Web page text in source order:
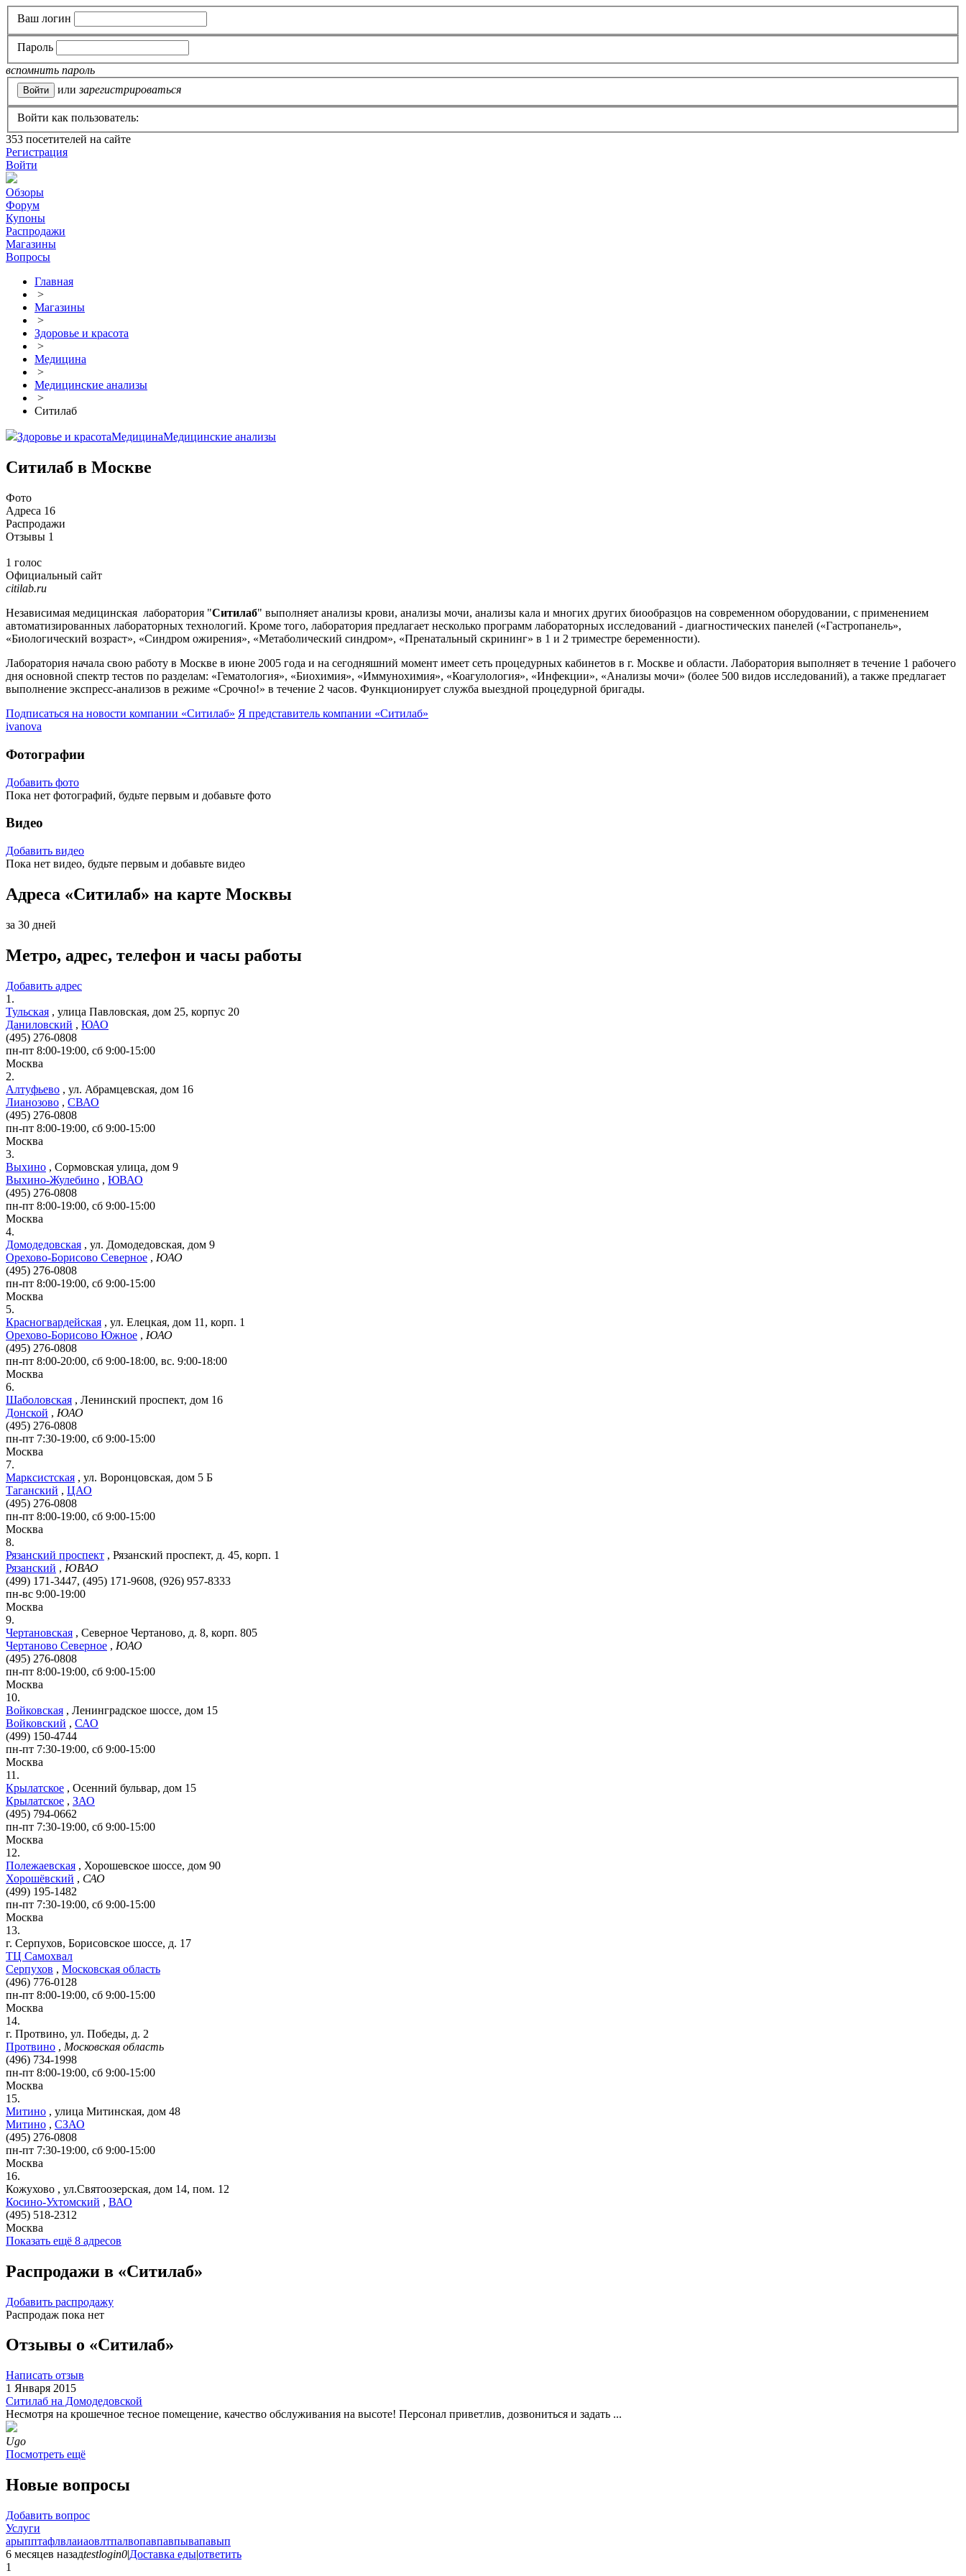
Ваш логин
Пароль
вспомнить пароль
или зарегистрироваться
Войти как пользователь:
353 посетителей на сайте
Регистрация
Войти
Обзоры
Форум
Купоны
Распродажи
Магазины
Вопросы
Главная
>
Магазины
>
Здоровье и красота
>
Медицина
>
Медицинские анализы
>
Ситилаб
Здоровье и красотаМедицинаМедицинские анализы
Ситилаб в Москве
Фото
Адреса 16
Распродажи
Отзывы 1
1 голос
Официальный сайт
citilab.ru
Независимая медицинская лаборатория "Ситилаб" выполняет анализы крови, анализы мочи, анализы кала и многих других биообразцов на современном оборудовании, с применением
автоматизированных лабораторных технологий. Кроме того, лаборатория предлагает несколько программ лабораторных исследований - диагностических панелей («Гастропанель»,
«Биологический возраст», «Синдром ожирения», «Метаболический синдром», «Пренатальный скрининг» в 1 и 2 триместре беременности).
Лаборатория начала свою работу в Москве в июне 2005 года и на сегодняшний момент имеет сеть процедурных кабинетов в г. Москве и области. Лаборатория выполняет в течение 1 рабочего
дня основной спектр тестов по разделам: «Гематология», «Биохимия», «Иммунохимия», «Коагулология», «Инфекции», «Анализы мочи» (более 500 видов исследований), а также предлагает
выполнение экспресс-анализов в режиме «Срочно!» в течение 2 часов. Функционирует cлужба выездной процедурной бригады.
Подписаться на новости компании «Ситилаб» Я представитель компании «Ситилаб»
ivanova
Фотографии
Добавить фото
Пока нет фотографий, будьте первым и добавьте фото
Видео
Добавить видео
Пока нет видео, будьте первым и добавьте видео
Адреса «Ситилаб» на карте Москвы
за 30 дней
Метро, адрес, телефон и часы работы
Добавить адрес
1.
Тульская , улица Павловская, дом 25, корпус 20
Даниловский , ЮАО
(495) 276-0808
пн-пт 8:00-19:00, сб 9:00-15:00
Москва
2.
Алтуфьево , ул. Абрамцевская, дом 16
Лианозово , СВАО
(495) 276-0808
пн-пт 8:00-19:00, сб 9:00-15:00
Москва
3.
Выхино , Сормовская улица, дом 9
Выхино-Жулебино , ЮВАО
(495) 276-0808
пн-пт 8:00-19:00, сб 9:00-15:00
Москва
4.
Домодедовская , ул. Домодедовская, дом 9
Орехово-Борисово Северное , ЮАО
(495) 276-0808
пн-пт 8:00-19:00, сб 9:00-15:00
Москва
5.
Красногвардейская , ул. Елецкая, дом 11, корп. 1
Орехово-Борисово Южное , ЮАО
(495) 276-0808
пн-пт 8:00-20:00, сб 9:00-18:00, вс. 9:00-18:00
Москва
6.
Шаболовская , Ленинский проспект, дом 16
Донской , ЮАО
(495) 276-0808
пн-пт 7:30-19:00, сб 9:00-15:00
Москва
7.
Марксистская , ул. Воронцовская, дом 5 Б
Таганский , ЦАО
(495) 276-0808
пн-пт 8:00-19:00, сб 9:00-15:00
Москва
8.
Рязанский проспект , Рязанский проспект, д. 45, корп. 1
Рязанский , ЮВАО
(499) 171-3447, (495) 171-9608, (926) 957-8333
пн-вс 9:00-19:00
Москва
9.
Чертановская , Северное Чертаново, д. 8, корп. 805
Чертаново Северное , ЮАО
(495) 276-0808
пн-пт 8:00-19:00, сб 9:00-15:00
Москва
10.
Войковская , Ленинградское шоссе, дом 15
Войковский , САО
(499) 150-4744
пн-пт 7:30-19:00, сб 9:00-15:00
Москва
11.
Крылатское , Осенний бульвар, дом 15
Крылатское , ЗАО
(495) 794-0662
пн-пт 7:30-19:00, сб 9:00-15:00
Москва
12.
Полежаевская , Хорошевское шоссе, дом 90
Хорошёвский , САО
(499) 195-1482
пн-пт 7:30-19:00, сб 9:00-15:00
Москва
13.
г. Серпухов, Борисовское шоссе, д. 17
ТЦ Самохвал
Серпухов , Московская область
(496) 776-0128
пн-пт 8:00-19:00, сб 9:00-15:00
Москва
14.
г. Протвино, ул. Победы, д. 2
Протвино , Московская область
(496) 734-1998
пн-пт 8:00-19:00, сб 9:00-15:00
Москва
15.
Митино , улица Митинская, дом 48
Митино , СЗАО
(495) 276-0808
пн-пт 7:30-19:00, сб 9:00-15:00
Москва
16.
Кожухово , ул.Святоозерская, дом 14, пом. 12
Косино-Ухтомский , ВАО
(495) 518-2312
Москва
Показать ещё 8 адресов
Распродажи в «Ситилаб»
Добавить распродажу
Распродаж пока нет
Отзывы о «Ситилаб»
Написать отзыв
1 Января 2015
Ситилаб на Домодедовской
Несмотря на крошечное тесное помещение, качество обслуживания на высоте! Персонал приветлив, дозвониться и задать ...
Ugo
Посмотреть ещё
Новые вопросы
Добавить вопрос
Услуги
арыпптафлвлаиаовлтпалвопавпавпывапавып
6 месяцев назадtestlogin0|Доставка еды|ответить
1